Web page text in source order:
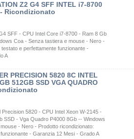
Z2 G4 SFF INTEL i7-8700
- Ricondizionato
SFF - CPU Intel Core i7-8700 - Ram 8 Gb
Coa - Senza tastiera e mouse - Nero -
e perfettamente funzionante -
A
PRECISION 5820 8C INTEL
512GB SSD VGA QUADRO
5820 - CPU Intel Xeon W-2145 -
SSD - Vga Quadro P4000 8Gb -- Windows
- Nero - Prodotto ricondizionato:
- Garanzia 12 Mesi - Grado A